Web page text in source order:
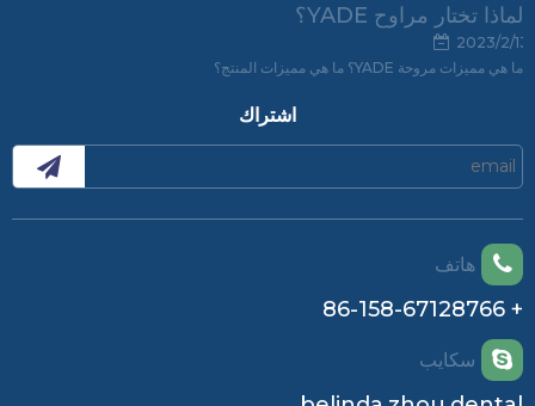
لماذا تختار مراوح YADE؟
2023/2/13
ما هي مميزات مروحة YADE؟ ما هي مميزات المنتج؟
اشتراك
هاتف
+ 86-158-67128766
سكايب